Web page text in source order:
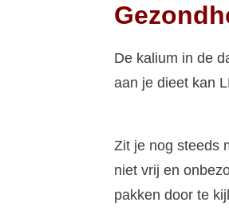
De kalium in de
aan je dieet kan
Zit je nog steeds
niet vrij en
pakken door te